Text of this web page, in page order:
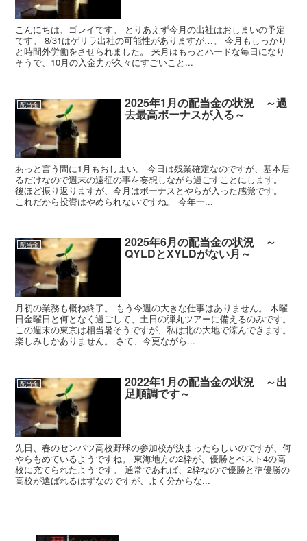
こんにちは、ゴレイです。 とりあえず今月の出社はおしまいの予定
です。 8/31はゲリラ出社の可能性がありますが…。 今月もしっかり
と時間外労働をさせられました。 来月はもっとハードな毎日になり
そうで、10月の入金力が久々にすごいこと...
配当金 2025年1月の配当金の状況 ～過
去最高ボーナスが入る～
あっと言う間に1月もおしまい。 今日は残業確定なのですが、基本居
るだけなので週末の遠征の事を妄想しながら過ごすことにします。
後ほど振り返りますが、今月はボーナスとやらが入った感覚です。
これだから投資はやめられないですね。 今年一...
配当金 2025年6月の配当金の状況 ～
QYLDとXYLDがない月～
月初の業務も概ね終了。 もう今週の大きな仕事はありません。 木曜
日金曜日と何となく過ごして、土日の弾丸ツアーに備えるのみです。
この週末の東京は相当暑そうですが、私は北の大地で涼んできます。
楽しみしかありません。 さて、今更ながら...
配当金 2022年1月の配当金の状況 ～出
足順調です～
先日、春のセンバツ高校野球の参加校が決まったらしいのですが、何
やらもめているようですね。 東海地方の2枠が、優勝とベスト4の高
校に充てられたようです。 通常であれば、2枠なので優勝と準優勝の
高校が選ばれるはずなのですが、よく分からな...